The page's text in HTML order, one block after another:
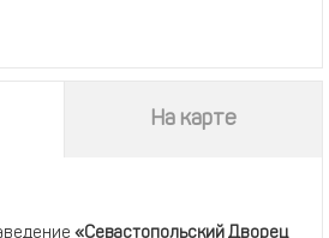
На карте
«Севастопольский Дворец